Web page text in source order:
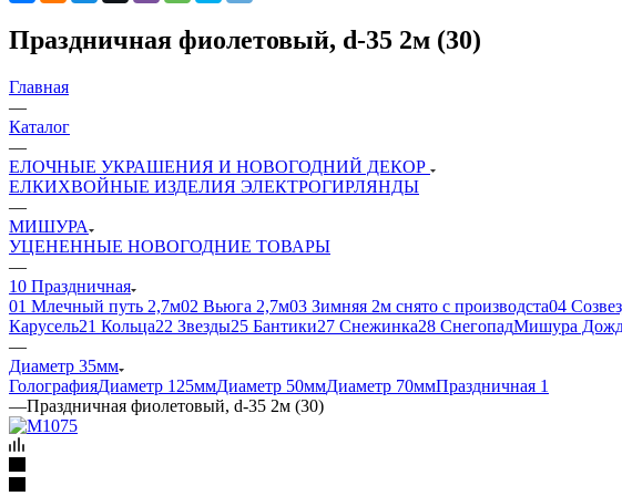
Праздничная фиолетовый, d-35 2м (30)
Главная
—
Каталог
—
ЕЛОЧНЫЕ УКРАШЕНИЯ И НОВОГОДНИЙ ДЕКОР
ЕЛКИХВОЙНЫЕ ИЗДЕЛИЯ ЭЛЕКТРОГИРЛЯНДЫ
—
МИШУРА
УЦЕНЕННЫЕ НОВОГОДНИЕ ТОВАРЫ
—
10 Праздничная
01 Млечный путь 2,7м02 Вьюга 2,7м03 Зимняя 2м снято с производста04
Карусель21 Кольца22 Звезды25 Бантики27 Снежинка28 СнегопадМишура
—
Диаметр 35мм
ГолографияДиаметр 125ммДиаметр 50ммДиаметр 70ммПраздничная 1
—Праздничная фиолетовый, d-35 2м (30)